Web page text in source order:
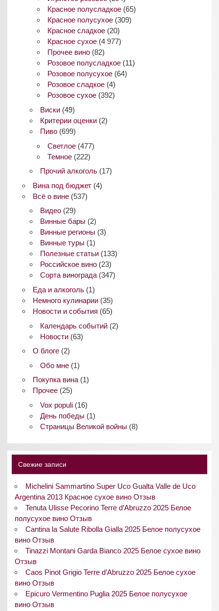
Красное полусладкое (65)
Красное полусухое (309)
Красное сладкое (20)
Красное сухое (4 977)
Прочее вино (82)
Розовое полусладкое (11)
Розовое полусухое (64)
Розовое сладкое (4)
Розовое сухое (392)
Виски(49)
Критерии оценки(2)
Пиво(699)
Светлое (477)
Темное (222)
Прочий алкоголь(17)
Вина под бюджет(4)
Всё о вине(537)
Видео(29)
Винные бары (2)
Винные регионы (3)
Винные туры (1)
Полезные статьи(133)
Российское вино(23)
Сорта винограда(347)
Еда и алкоголь(1)
Немного кулинарии(35)
Новости и события (65)
Календарь событий(2)
Новости(63)
О блоге(2)
Обо мне(1)
Покупка вина(1)
Прочее(25)
Vox populi(16)
День победы (1)
Страницы Великой войны (8)
Свежие записи
Michelini Sammartino Super Uco Gualta Valle de Uco
Argentina 2013 Красное сухое вино Отзыв
Tenuta Ulisse Pecorino Terre d’Abruzzo 2025 Белое
полусухое вино Отзыв
Cantina la Salute Ribolla Gialla 2025 Белое полусухое
вино Отзыв
Tinazzi Montani Garda Bianco 2025 Белое сухое вино
Отзыв
Caos Pinot Grigio Terre d’Abruzzo 2025 Белое сухое
вино Отзыв
Epicuro Vermentino Puglia 2025 Белое полусухое
вино Отзыв